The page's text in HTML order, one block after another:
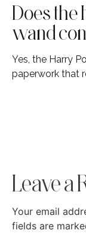
Does the
wand
Yes, the Harry
paperwork that
Leave a
Your email
fields are